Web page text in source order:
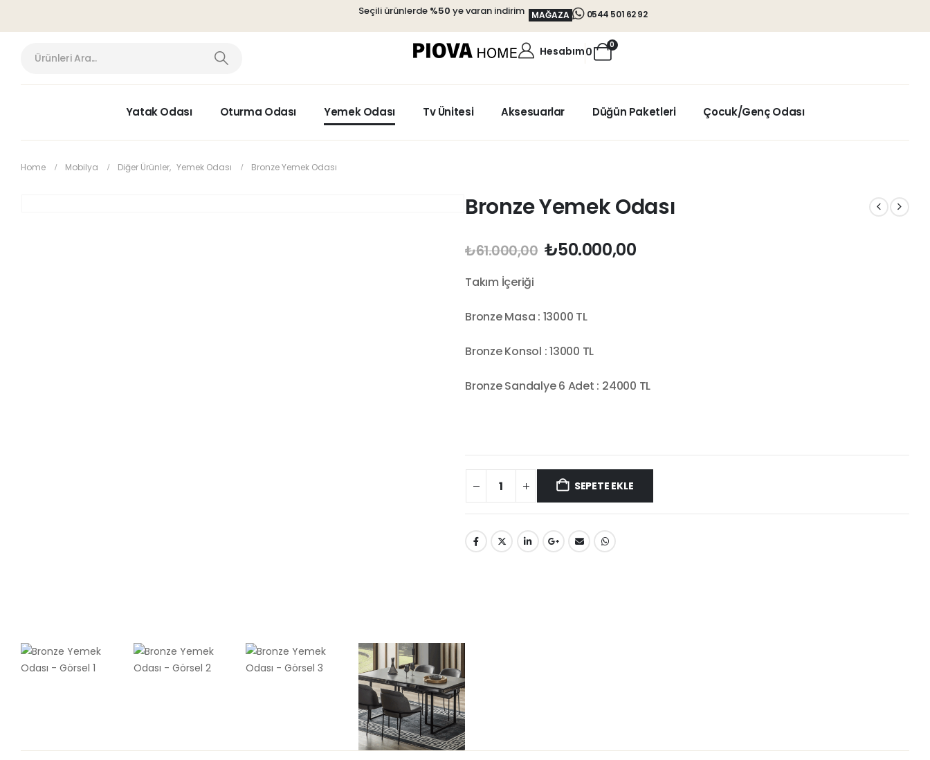
Seçili ürünlerde %50 ye varan indirim MAĞAZA 0544 501 62 92
Hesabım 0
0
Yatak Odası Oturma Odası Yemek Odası Tv Ünitesi Aksesuarlar Düğün Paketleri Çocuk/Genç Odası
Home Mobilya Diğer Ürünler, Yemek Odası Bronze Yemek Odası
Bronze Yemek Odası
₺61.000,00 ₺50.000,00
Takım İçeriği
Bronze Masa : 13000 TL
Bronze Konsol : 13000 TL
Bronze Sandalye 6 Adet : 24000 TL
SEPETE EKLE